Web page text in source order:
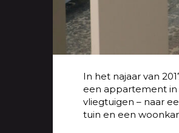
In het najaar van
een appartement in
vliegtuigen – naar
tuin en een